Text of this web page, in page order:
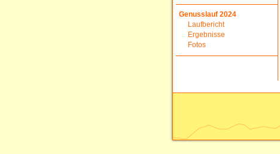
Genusslauf 2024
Laufbericht
Ergebnisse
Fotos